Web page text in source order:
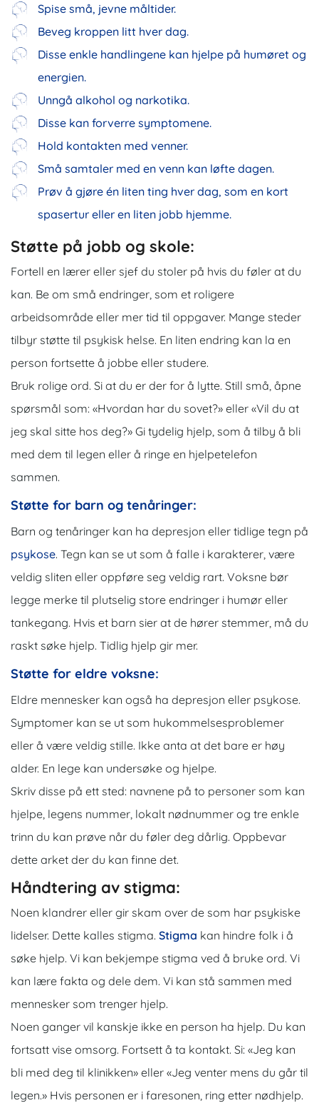
Spise små, jevne måltider.
Beveg kroppen litt hver dag.
Disse enkle handlingene kan hjelpe på humøret og
energien.
Unngå alkohol og narkotika.
Disse kan forverre symptomene.
Hold kontakten med venner.
Små samtaler med en venn kan løfte dagen.
Prøv å gjøre én liten ting hver dag, som en kort
spasertur eller en liten jobb hjemme.
Støtte på jobb og skole:
Fortell en lærer eller sjef du stoler på hvis du føler at du
kan. Be om små endringer, som et roligere
arbeidsområde eller mer tid til oppgaver. Mange steder
tilbyr støtte til psykisk helse. En liten endring kan la en
person fortsette å jobbe eller studere.
Bruk rolige ord. Si at du er der for å lytte. Still små, åpne
spørsmål som: «Hvordan har du sovet?» eller «Vil du at
jeg skal sitte hos deg?» Gi tydelig hjelp, som å tilby å bli
med dem til legen eller å ringe en hjelpetelefon
sammen.
Støtte for barn og tenåringer:
Barn og tenåringer kan ha depresjon eller tidlige tegn på
psykose. Tegn kan se ut som å falle i karakterer, være
veldig sliten eller oppføre seg veldig rart. Voksne bør
legge merke til plutselig store endringer i humør eller
tankegang. Hvis et barn sier at de hører stemmer, må du
raskt søke hjelp. Tidlig hjelp gir mer.
Støtte for eldre voksne:
Eldre mennesker kan også ha depresjon eller psykose.
Symptomer kan se ut som hukommelsesproblemer
eller å være veldig stille. Ikke anta at det bare er høy
alder. En lege kan undersøke og hjelpe.
Skriv disse på ett sted: navnene på to personer som kan
hjelpe, legens nummer, lokalt nødnummer og tre enkle
trinn du kan prøve når du føler deg dårlig. Oppbevar
dette arket der du kan finne det.
Håndtering av stigma:
Noen klandrer eller gir skam over de som har psykiske
lidelser. Dette kalles stigma. Stigma kan hindre folk i å
søke hjelp. Vi kan bekjempe stigma ved å bruke ord. Vi
kan lære fakta og dele dem. Vi kan stå sammen med
mennesker som trenger hjelp.
Noen ganger vil kanskje ikke en person ha hjelp. Du kan
fortsatt vise omsorg. Fortsett å ta kontakt. Si: «Jeg kan
bli med deg til klinikken» eller «Jeg venter mens du går til
legen.» Hvis personen er i faresonen, ring etter nødhjelp.